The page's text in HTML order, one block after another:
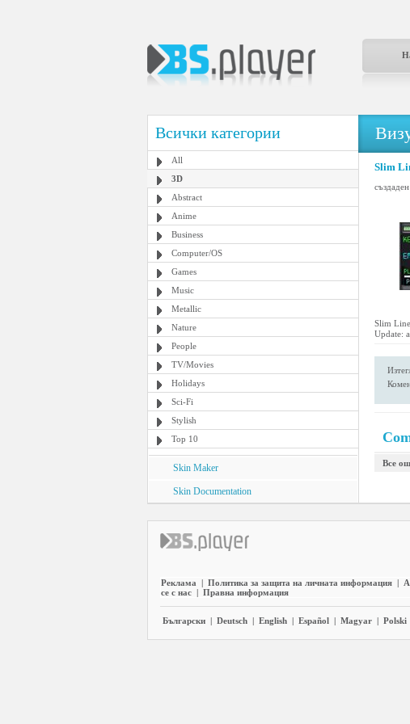
Всички категории
All
3D
Abstract
Anime
Business
Computer/OS
Games
Music
Metallic
Nature
People
TV/Movies
Holidays
Sci-Fi
Stylish
Top 10
Skin Maker
Skin Documentation
Slim
Slim
Update:
Все
Реклама | Политика за защита на личната информация |
се с нас | Правна информация
Български | Deutsch | English | Español | Magyar | Polski